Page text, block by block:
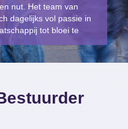
nut. Het team van
dagelijks vol passie in
tot bloei te